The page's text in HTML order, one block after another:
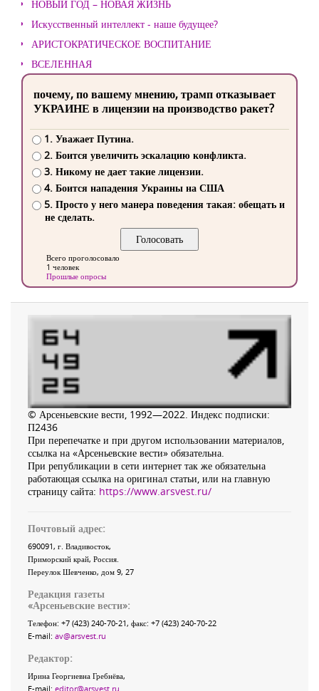
НОВЫЙ ГОД – НОВАЯ ЖИЗНЬ
Искусственный интеллект - наше будущее?
АРИСТОКРАТИЧЕСКОЕ ВОСПИТАНИЕ
ВСЕЛЕННАЯ
почему, по вашему мнению, трамп отказывает
УКРАИНЕ в лицензии на производство ракет?
1. Уважает Путина.
2. Боится увеличить эскалацию конфликта.
3. Никому не дает такие лицензии.
4. Боится нападения Украины на США
5. Просто у него манера поведения такая: обещать и
не сделать.
Всего проголосовало
1 человек
Прошлые опросы
© Арсеньевские вести, 1992—2022. Индекс подписки:
П2436
При перепечатке и при другом использовании материалов,
ссылка на «Арсеньевские вести» обязательна.
При републикации в сети интернет так же обязательна
работающая ссылка на оригинал статьи, или на главную
страницу сайта: https://www.arsvest.ru/
Почтовый адрес:
690091, г. Владивосток,
Приморский край, Россия
Переулок Шевченко, дом 9, 27
Редакция газеты
«Арсеньевские вести»:
Телефон: +7 (423) 240-70-21, факс: +7 (423) 240-70-22
E-mail: av@arsvest.ru
Редактор:
Ирина Георгиевна Гребнёва,
E-mail: editor@arsvest.ru